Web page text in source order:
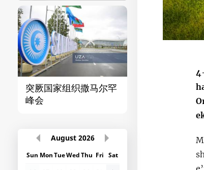
突厥国家组织撒马尔罕
峰会
首届“中国-中
August 2026
Sun MonTueWedThu Fri Sat